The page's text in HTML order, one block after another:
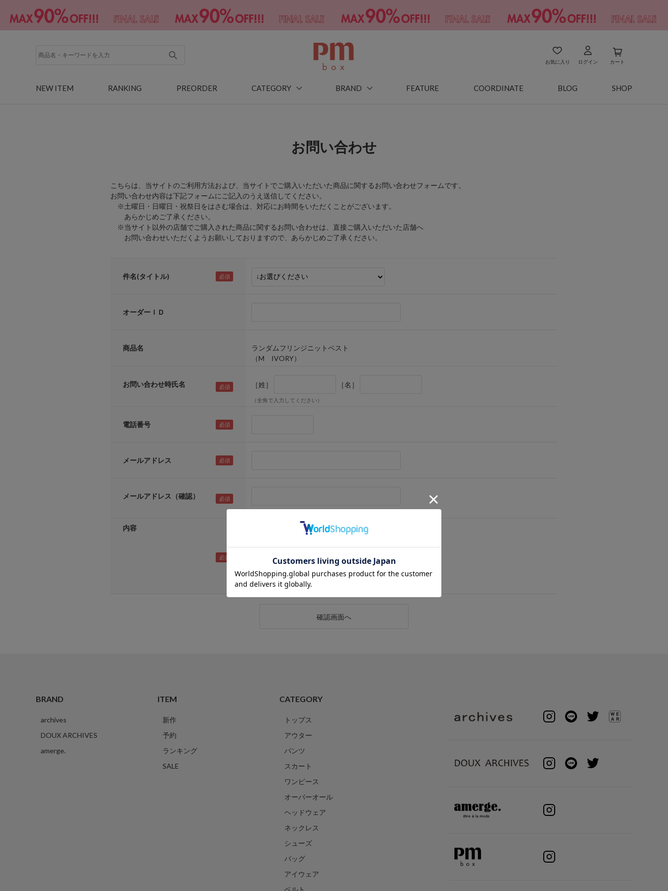
お気に入り ログイン カート
NEW ITEM RANKING PREORDER CATEGORY BRAND FEATURE COORDINATE BLOG SHOP
お問い合わせ
こちらは、当サイトのご利用方法および、当サイトでご購入いただいた商品に関するお問い合わせフォームです。
お問い合わせ内容は下記フォームにご記入のうえ送信してください。
※土曜日・日曜日・祝祭日をはさむ場合は、対応にお時間をいただくことがございます。
あらかじめご了承ください。
※当サイト以外の店舗でご購入された商品に関するお問い合わせは、直接ご購入いただいた店舗へ
お問い合わせいただくようお願いしておりますので、あらかじめご了承ください。
件名(タイトル)
オーダーＩＤ
商品名
ランダムフリンジニットベスト
（M IVORY）
お問い合わせ時氏名 ［姓］ ［名］
（全角で入力してください）
電話番号
メールアドレス
メールアドレス（確認）
内容
BRAND
archives
DOUX ARCHIVES
amerge.
ITEM
新作
予約
ランキング
SALE
CATEGORY
トップス
アウター
パンツ
スカート
ワンピース
オーバーオール
ヘッドウェア
ネックレス
シューズ
バッグ
アイウェア
ベルト